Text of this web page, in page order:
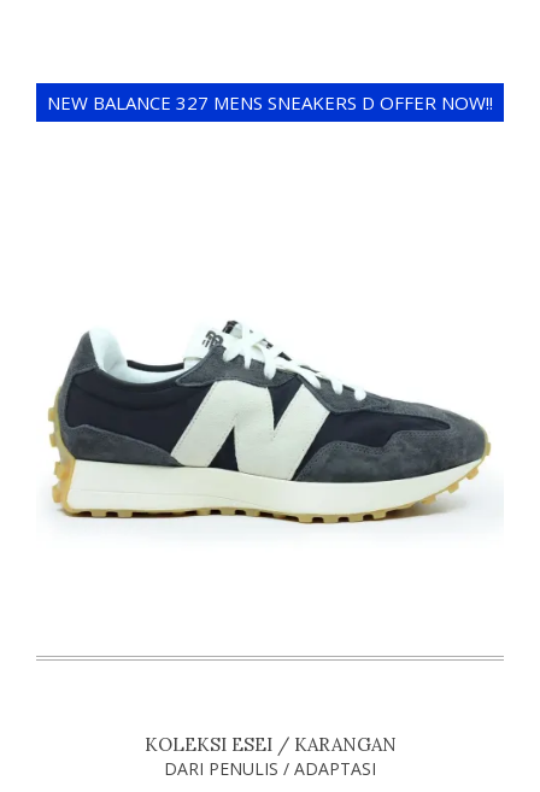
NEW BALANCE 327 MENS SNEAKERS D OFFER NOW!!
KOLEKSI ESEI / KARANGAN
DARI PENULIS / ADAPTASI